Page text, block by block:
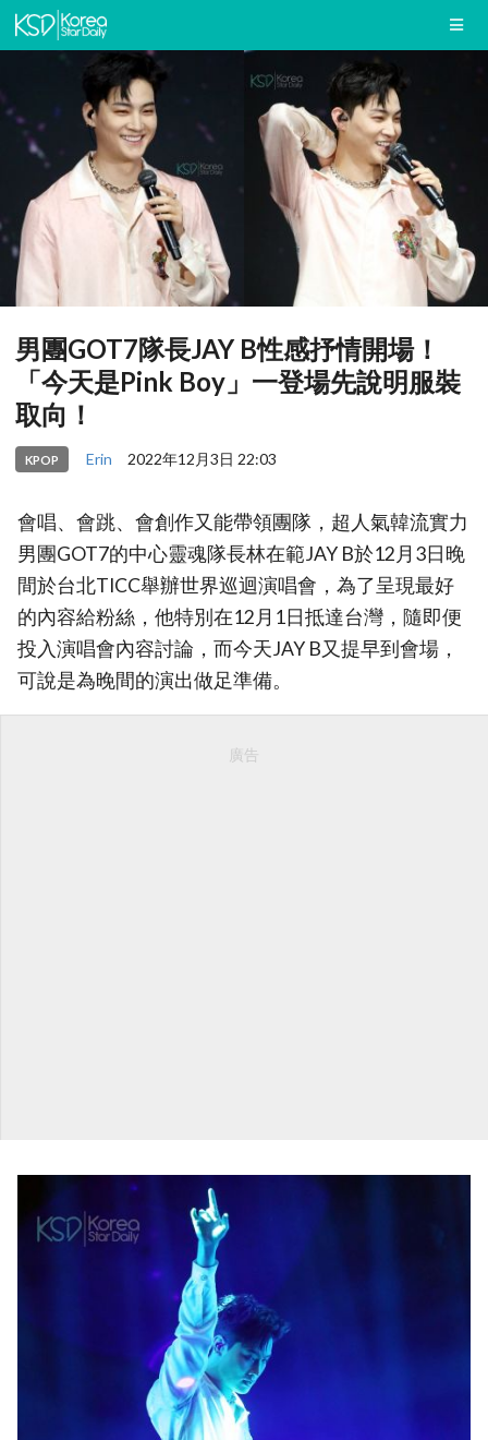
男團GOT7隊長JAY B性感抒情開場！
「今天是Pink Boy」一登場先說明服裝
取向！
KPOP Erin 2022年12月3日 22:03
會唱、會跳、會創作又能帶領團隊，超人氣韓流實力
男團GOT7的中心靈魂隊長林在範JAY B於12月3日晚
間於台北TICC舉辦世界巡迴演唱會，為了呈現最好
的內容給粉絲，他特別在12月1日抵達台灣，隨即便
投入演唱會內容討論，而今天JAY B又提早到會場，
可說是為晚間的演出做足準備。
廣告